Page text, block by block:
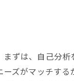
ずは、自己分
ズがマッチする